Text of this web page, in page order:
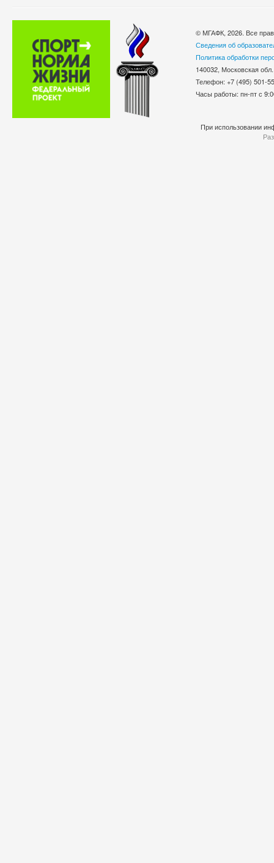
© МГАФК, 2026. Все
Сведения об
Политика обработки
140032, Московская
Телефон: +7 (495)
Часы работы: пн-пт с
При использовании